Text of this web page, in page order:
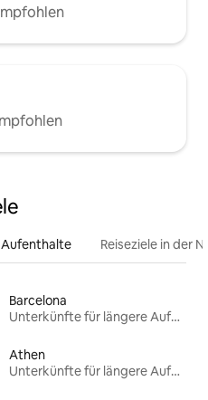
Aufenthalte Reiseziele in der
Barcelona
Unterkünfte für längere Aufenthalte
Athen
Unterkünfte für längere Aufenthalte